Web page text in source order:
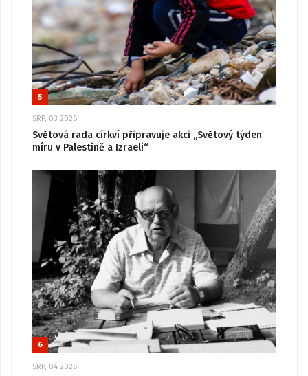
5
SRP, 03 2026
Světová rada církví připravuje akci „Světový týden
míru v Palestině a Izraeli“
6
SRP, 04 2026